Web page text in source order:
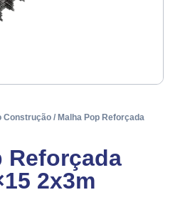
Construção / Malha Pop Reforçada
Reforçada
2x3m